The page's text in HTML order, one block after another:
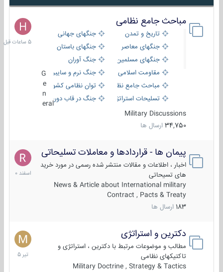
مباحث جامع نظامی
تاریخ و تمدن
جنگهای جهانی
جنگهای معاصر
جنگهای باستان
جنگهای مسلمین
جنگ آوران
مقاومت اسلامی
جنگ نرم و سایبری
مباحث جامع نظامی
توان نظامی کشورها
تسلیحات استراتژیک
جنگ در قاب دوربین
eral
Military Discussions
34,750 ارسال ها
5
ساعات
قبل
پیمان ها - قراردادها و معاملات تسلیحاتی
اخبار ، اطلاعات و مقالات منتشر شده رسمی در مورد خرید
های تسیحاتی
News & Article about International military
Contract , Pacts & Treaty
183 ارسال ها
7
اسفند
1400
دکترین و استراتژی
مطالب و موضوعات مرتبط با دکترین ، استراتژی و
تاکتیکهای نظامی
Military Doctrine , Strategy & Tactics
27
تیر
1405